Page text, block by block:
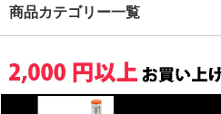
商品カテゴリー一覧